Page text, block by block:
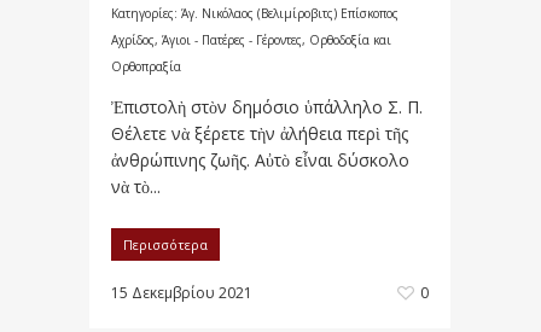
Κατηγορίες: Άγ. Νικόλαος (Βελιμίροβιτς) Επίσκοπος
Αχρίδος, Άγιοι - Πατέρες - Γέροντες, Ορθοδοξία και
Ορθοπραξία
Ἐπιστολὴ στὸν δημόσιο ὑπάλληλο Σ. Π.
Θέλετε νὰ ξέρετε τὴν ἀλήθεια περὶ τῆς
ἀνθρώπινης ζωῆς. Αὐτὸ εἶναι δύσκολο
νὰ τὸ...
Περισσότερα
15 Δεκεμβρίου 2021 0